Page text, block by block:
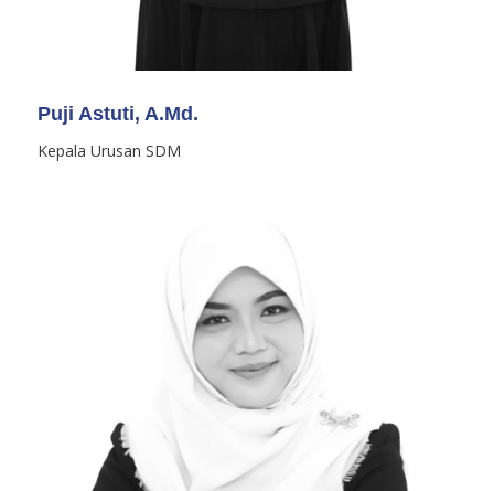
Puji Astuti, A.Md.
Kepala Urusan SDM